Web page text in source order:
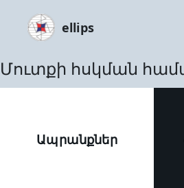
ellips
Մուտքի հսկման
Ապրանքներ